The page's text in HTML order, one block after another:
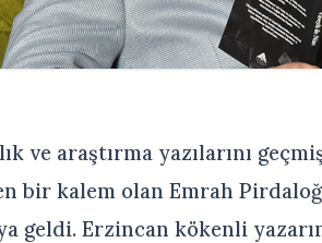
ve araştırma yazılarını
bir kalem olan Emrah
geldi. Erzincan kökenli